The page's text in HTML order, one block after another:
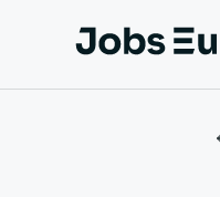
Jobs Europe